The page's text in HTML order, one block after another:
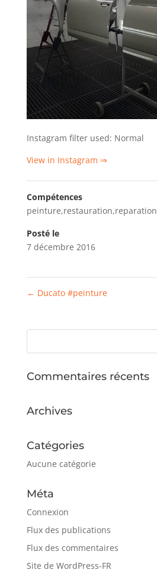
Instagram filter used: Normal
View in Instagram ⇒
Compétences
Posté le
7 décembre 2016
← Ducato #peinture
Commentaires récents
Archives
Catégories
Aucune catégorie
Méta
Connexion
Flux des publications
Flux des commentaires
Site de WordPress-FR